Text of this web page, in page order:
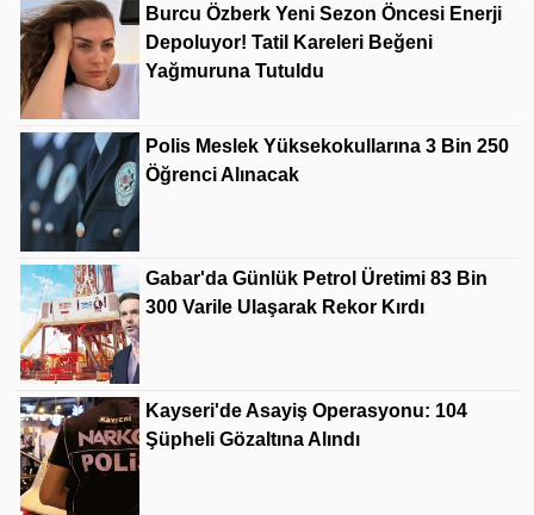
Burcu Özberk Yeni Sezon Öncesi Enerji
Depoluyor! Tatil Kareleri Beğeni
Yağmuruna Tutuldu
Polis Meslek Yüksekokullarına 3 Bin 250
Öğrenci Alınacak
Gabar'da Günlük Petrol Üretimi 83 Bin
300 Varile Ulaşarak Rekor Kırdı
Kayseri'de Asayiş Operasyonu: 104
Şüpheli Gözaltına Alındı